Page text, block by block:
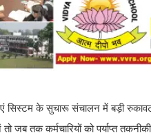
सिस्टम के सुचारू संचालन में बड़ी
जब तक कर्मचारियों को पर्याप्त